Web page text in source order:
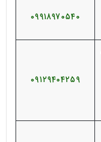
09918970540
09129404259